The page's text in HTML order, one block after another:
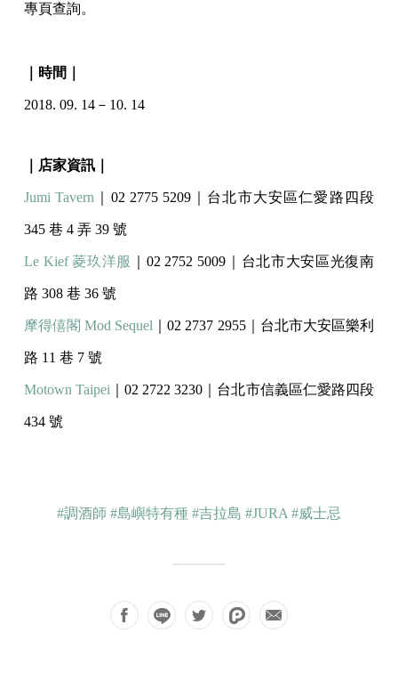
專頁查詢。
｜時間｜
2018. 09. 14－10. 14
｜店家資訊｜
Jumi Tavern ｜02 2775 5209｜台北市大安區仁愛路四段
345 巷 4 弄 39 號
Le Kief 菱玖洋服 ｜02 2752 5009｜台北市大安區光復南
路 308 巷 36 號
摩得僖閣 Mod Sequel ｜02 2737 2955｜台北市大安區樂利
路 11 巷 7 號
Motown Taipei ｜02 2722 3230｜台北市信義區仁愛路四段
434 號
#調酒師 #島嶼特有種 #吉拉島 #JURA #威士忌